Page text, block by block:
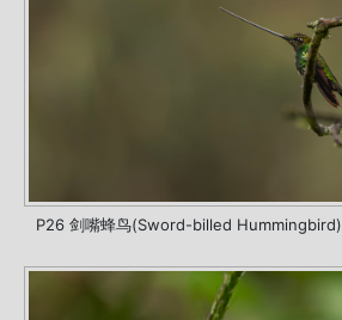
P26 剑嘴蜂鸟(Sword-billed Hummingbird)